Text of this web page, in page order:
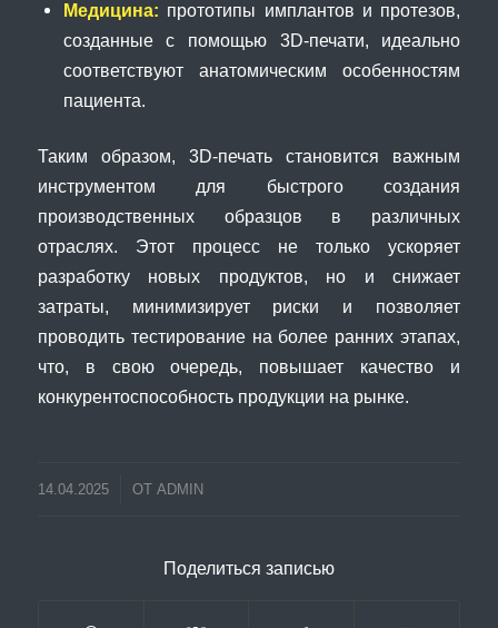
Медицина: прототипы имплантов и протезов,
созданные с помощью 3D-печати, идеально
соответствуют анатомическим особенностям
пациента.
Таким образом, 3D-печать становится важным
инструментом для быстрого создания
производственных образцов в различных
отраслях. Этот процесс не только ускоряет
разработку новых продуктов, но и снижает
затраты, минимизирует риски и позволяет
проводить тестирование на более ранних этапах,
что, в свою очередь, повышает качество и
конкурентоспособность продукции на рынке.
14.04.2025 ОТ ADMIN
Поделиться записью